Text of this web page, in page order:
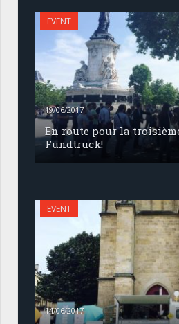
EVENT
19/06/2017
En route pour la
Fundtruck!
EVENT
14/06/2017